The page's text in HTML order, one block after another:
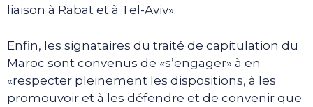
liaison à Rabat et à Tel-Aviv».
Enfin, les signataires du traité de capitulation du
Maroc sont convenus de «s’engager» à en
«respecter pleinement les dispositions, à les
promouvoir et à les défendre et de convenir que